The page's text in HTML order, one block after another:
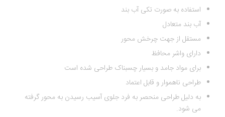
استفاده به صورت تکی آب بند
آب بند متعادل
مستقل از جهت چرخش محور
دارای واشر محافظ
برای مواد جامد و بسیار چسبناک طراحی شده است
طراحی ناهموار و قابل اعتماد
به دلیل طراحی منحصر به فرد جلوی آسیب رسیدن به محور گرفته
می شود.